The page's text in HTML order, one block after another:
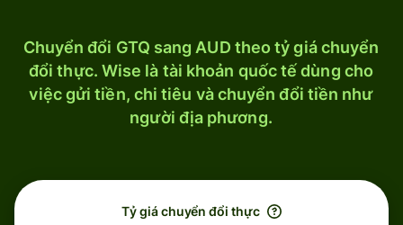
Chuyển đổi GTQ sang AUD theo tỷ giá chuyển
đổi thực. Wise là tài khoản quốc tế dùng cho
việc gửi tiền, chi tiêu và chuyển đổi tiền như
người địa phương.
Tỷ giá chuyển đổi thực